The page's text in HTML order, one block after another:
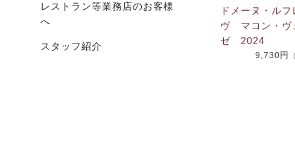
レストラン等業務店のお客様
へ
スタッフ紹介
ドメーヌ・ルフ
ヴ マコン・ヴ
ゼ 2024
9,730円